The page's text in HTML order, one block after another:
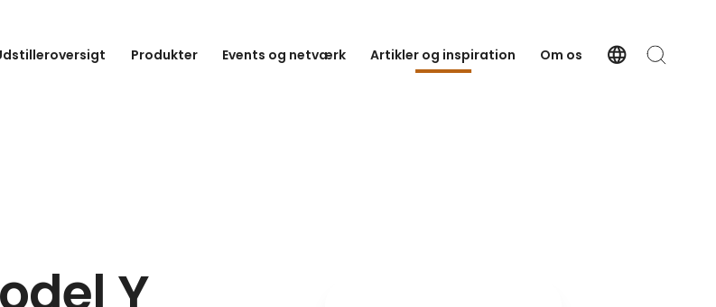
Produkter Events og netværk Artikler og inspiration Om os languageLanguage
Søg
Y